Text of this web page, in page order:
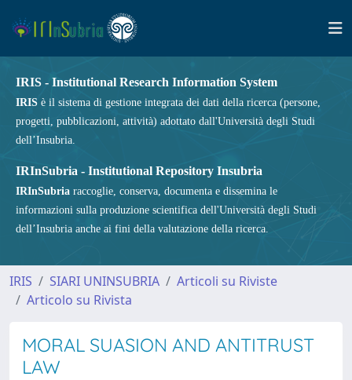
IRIS - Institutional Research Information System
IRIS è il sistema di gestione integrata dei dati della ricerca (persone,
progetti, pubblicazioni, attività) adottato dall'Università degli Studi
dell’Insubria.
IRInSubria - Institutional Repository Insubria
IRInSubria raccoglie, conserva, documenta e dissemina le
informazioni sulla produzione scientifica dell'Università degli Studi
dell’Insubria anche ai fini della valutazione della ricerca.
IRIS SIARI UNINSUBRIA
Articoli su Riviste
Articolo su Rivista
MORAL SUASION AND ANTITRUST
LAW